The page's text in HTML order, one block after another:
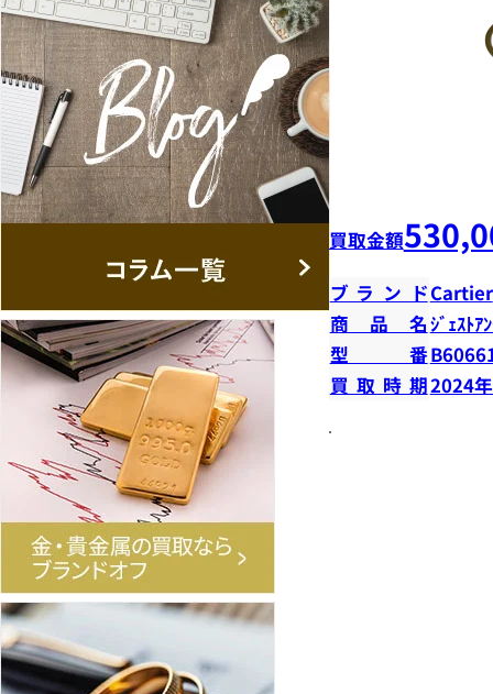
買取金額
ブランドCartier
商品名ｼﾞｪｽﾄｱ
型番
買取時期2024